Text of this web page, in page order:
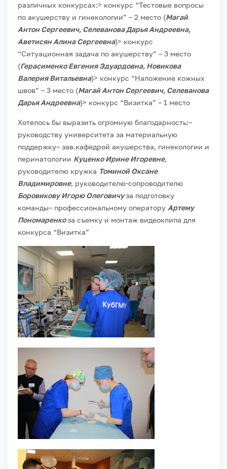
различных конкурсах:> конкурс “Тестовые вопросы
по акушерству и гинекологии” – 2 место (Магай
Антон Сергеевич, Селеванова Дарья Андреевна,
Аветисян Алина Сергеевна)> конкурс
“Ситуационная задача по акушерству” – 3 место
(Герасименко Евгения Эдуардовна, Новикова
Валерия Витальевна)> конкурс “Наложение кожных
швов” – 3 место (Магай Антон Сергеевич, Селеванова
Дарья Андреевна)> конкурс “Визитка” – 1 место
Хотелось бы выразить огромную благодарность:–
руководству университета за материальную
поддержку– зав.кафедрой акушерства, гинекологии и
перинатологии Куценко Ирине Игоревне,
руководителю кружка Томиной Оксане
Владимировне, руководителю-сопроводителю
Боровикову Игорю Олеговичуза подготовку
команды– профессиональному оператору Артему
Пономаренкоза съемку и монтаж видеоклипа для
конкурса “Визитка”